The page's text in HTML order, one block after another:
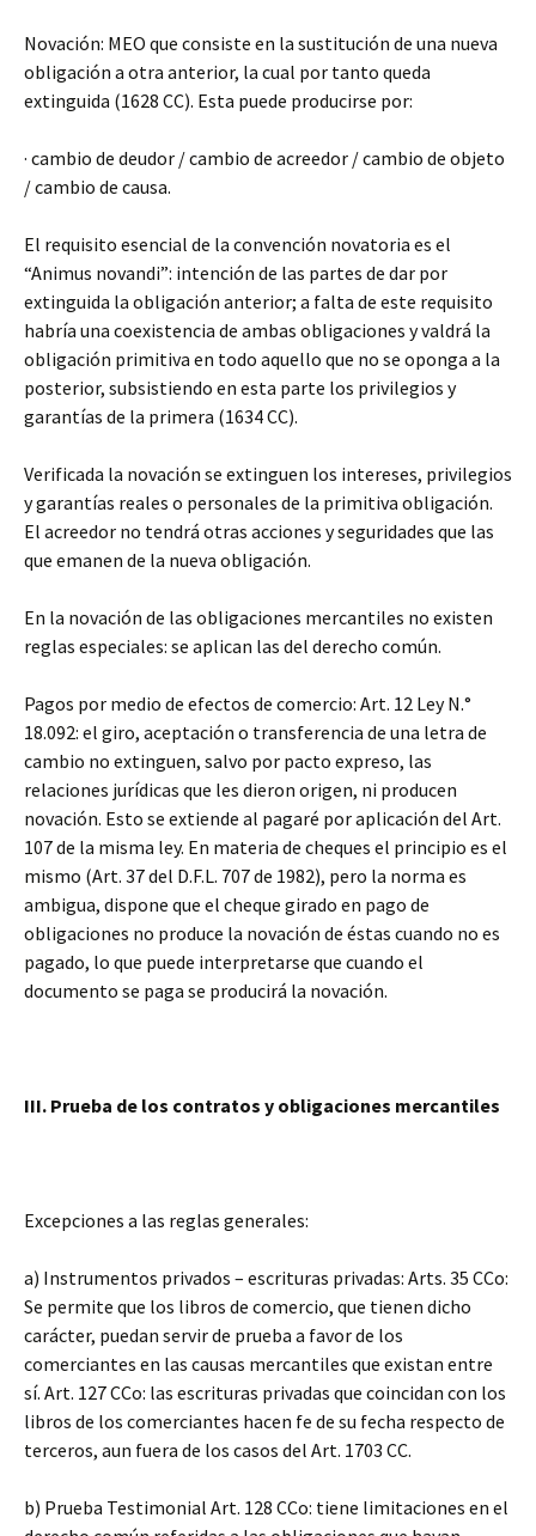
Novación: MEO que consiste en la sustitución de una nueva
obligación a otra anterior, la cual por tanto queda
extinguida (1628 CC). Esta puede producirse por:
· cambio de deudor / cambio de acreedor / cambio de objeto
/ cambio de causa.
El requisito esencial de la convención novatoria es el
“Animus novandi”: intención de las partes de dar por
extinguida la obligación anterior; a falta de este requisito
habría una coexistencia de ambas obligaciones y valdrá la
obligación primitiva en todo aquello que no se oponga a la
posterior, subsistiendo en esta parte los privilegios y
garantías de la primera (1634 CC).
Verificada la novación se extinguen los intereses, privilegios
y garantías reales o personales de la primitiva obligación.
El acreedor no tendrá otras acciones y seguridades que las
que emanen de la nueva obligación.
En la novación de las obligaciones mercantiles no existen
reglas especiales: se aplican las del derecho común.
Pagos por medio de efectos de comercio: Art. 12 Ley N.°
18.092: el giro, aceptación o transferencia de una letra de
cambio no extinguen, salvo por pacto expreso, las
relaciones jurídicas que les dieron origen, ni producen
novación. Esto se extiende al pagaré por aplicación del Art.
107 de la misma ley. En materia de cheques el principio es el
mismo (Art. 37 del D.F.L. 707 de 1982), pero la norma es
ambigua, dispone que el cheque girado en pago de
obligaciones no produce la novación de éstas cuando no es
pagado, lo que puede interpretarse que cuando el
documento se paga se producirá la novación.
III. Prueba de los contratos y obligaciones mercantiles
Excepciones a las reglas generales:
a) Instrumentos privados – escrituras privadas: Arts. 35 CCo:
Se permite que los libros de comercio, que tienen dicho
carácter, puedan servir de prueba a favor de los
comerciantes en las causas mercantiles que existan entre
sí. Art. 127 CCo: las escrituras privadas que coincidan con los
libros de los comerciantes hacen fe de su fecha respecto de
terceros, aun fuera de los casos del Art. 1703 CC.
b) Prueba Testimonial Art. 128 CCo: tiene limitaciones en el